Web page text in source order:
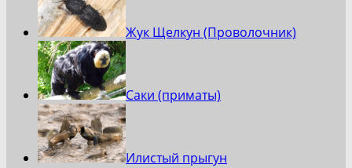
Жук Щелкун (Проволочник)
Саки (приматы)
Илистый прыгун